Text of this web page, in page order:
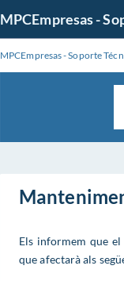
MPCEmpresas -
MPCEmpresas - Soporte
Els informem que
que afectarà als